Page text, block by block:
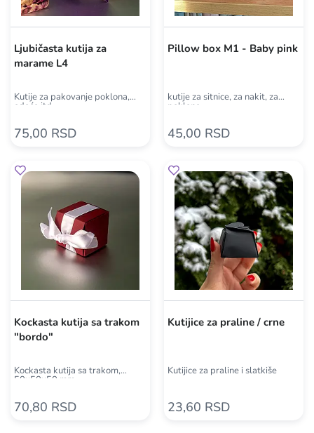
Ljubičasta kutija za
marame L4
Kutije za pakovanje poklona,
odeće itd
75,00 RSD
Pillow box M1 - Baby pink
kutije za sitnice, za nakit, za
poklone
45,00 RSD
Kockasta kutija sa trakom
"bordo"
Kockasta kutija sa trakom,
50x50x50 mm
70,80 RSD
Kutijice za praline / crne
Kutijice za praline i slatkiše
23,60 RSD